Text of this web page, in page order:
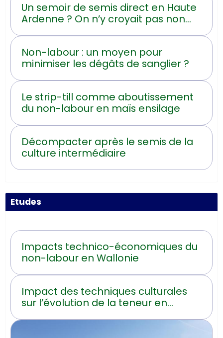
Un semoir de semis direct en Haute
Ardenne ? On n’y croyait pas non
Non-labour : un moyen pour
minimiser les dégâts de sanglier ?
Le strip-till comme aboutissement
du non-labour en maïs ensilage
Décompacter après le semis de la
culture intermédiaire
Etudes
Impacts technico-économiques du
non-labour en Wallonie
Impact des techniques culturales
sur l’évolution de la teneur en